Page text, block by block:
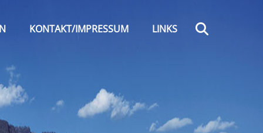
KONTAKT/IMPRESSUM LINKS